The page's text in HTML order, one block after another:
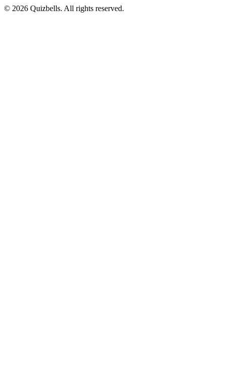
© 2026 Quizbells. All rights reserved.